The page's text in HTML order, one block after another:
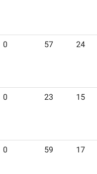
0 57 24
0 23 15
0 59 17